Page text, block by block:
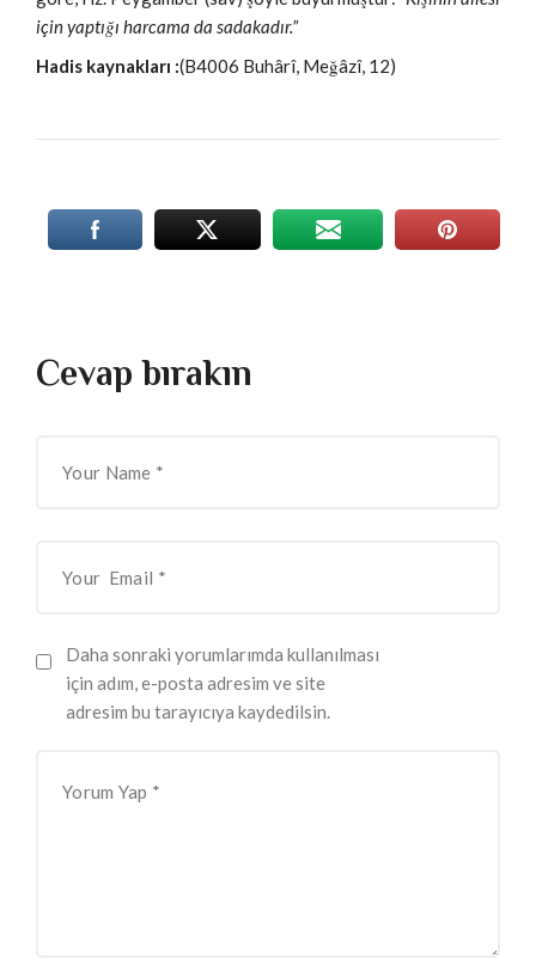
için yaptığı harcama da sadakadır.”
Hadis kaynakları :(B4006 Buhârî, Meğâzî, 12)
Cevap bırakın
Daha sonraki yorumlarımda kullanılması
için adım, e-posta adresim ve site
adresim bu tarayıcıya kaydedilsin.